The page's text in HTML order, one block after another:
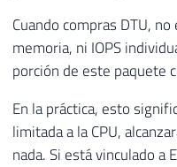
Cuando compras DTU,
memoria, ni IOPS
porción de este paquete
En la práctica, esto
limitada a la CPU,
nada. Si está vinculado a